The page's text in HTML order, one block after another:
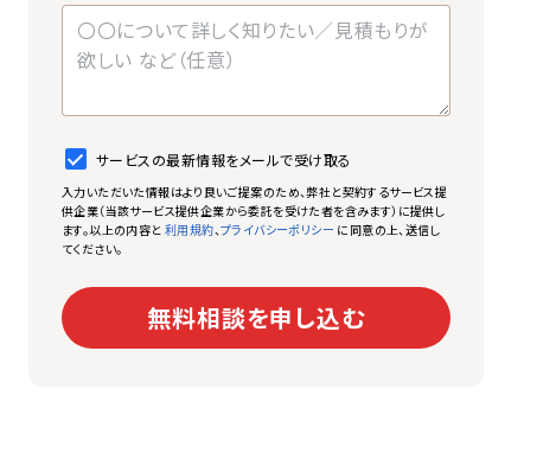
サービスの最新情報をメールで受け取る
入力いただいた情報はより良いご提案のため、弊社と契約するサービス提
供企業（当該サービス提供企業から委託を受けた者を含みます）に提供し
ます。以上の内容と利用規約、プライバシーポリシー に同意の上、送信し
てください。
無料相談を申し込む